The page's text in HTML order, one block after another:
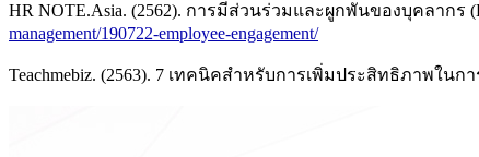
HR NOTE.Asia. (2562). การมีส่วนร่วมและผูกพันของบุคลากร
management/190722-employee-engagement/
Teachmebiz. (2563). 7 เทคนิคสำหรับการเพิ่มประสิทธิภาพใน